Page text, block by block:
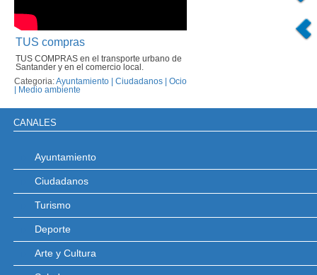
TUS compras
TUS COMPRAS en el transporte urbano de
Santander y en el comercio local.
Categoria:Ayuntamiento Ciudadanos
Ocio
Medio ambiente
CANALES
Ayuntamiento
Ciudadanos
Turismo
Deporte
Arte y Cultura